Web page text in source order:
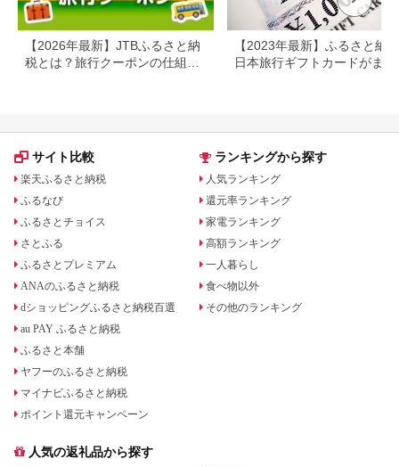
【2026年最新】JTBふるさと納
税とは？旅行クーポンの仕組
【2023年最新】ふるさと納
日本旅行ギフトカードがまだ
サイト比較
楽天ふるさと納税
ふるなび
ふるさとチョイス
さとふる
ふるさとプレミアム
ANAのふるさと納税
dショッピングふるさと納税百選
au PAY ふるさと納税
ふるさと本舗
ヤフーのふるさと納税
マイナビふるさと納税
ポイント還元キャンペーン
ランキングから探す
人気ランキング
還元率ランキング
家電ランキング
高額ランキング
一人暮らし
食べ物以外
その他のランキング
人気の返礼品から探す